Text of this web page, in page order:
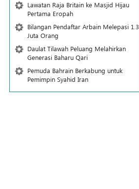
Lawatan Raja Britain ke Masjid Hijau
Pertama Eropah
Bilangan Pendaftar Arbain Melepasi 1.3
Juta Orang
Daulat Tilawah Peluang Melahirkan
Generasi Baharu Qari
Pemuda Bahrain Berkabung untuk
Pemimpin Syahid Iran